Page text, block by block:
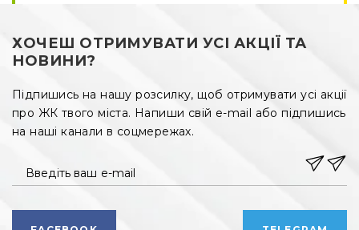
ХОЧЕШ ОТРИМУВАТИ УСІ АКЦІЇ ТА
НОВИНИ?
Підпишись на нашу розсилку, щоб отримувати усі акції
про ЖК твого міста. Напиши свій e-mail або підпишись
на наші канали в соцмережах.
Введіть ваш e-mail